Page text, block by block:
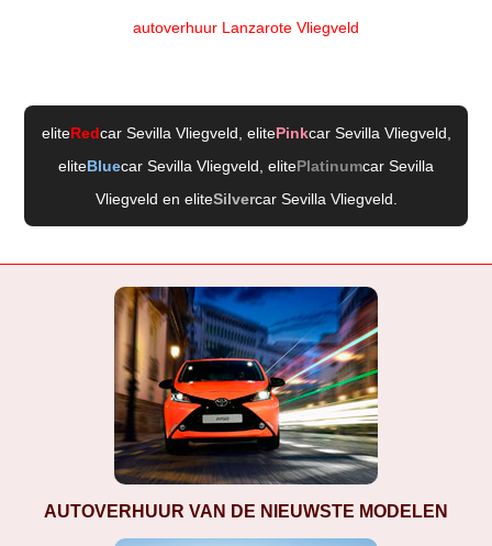
autoverhuur Lanzarote Vliegveld
eliteRedcar Sevilla Vliegveld , elitePinkcar Sevilla Vliegveld
eliteBluecar Sevilla Vliegveld , elitePlatinumcar Sevilla
Vliegveld en eliteSilvercar Sevilla Vliegveld
AUTOVERHUUR VAN DE NIEUWSTE MODELEN